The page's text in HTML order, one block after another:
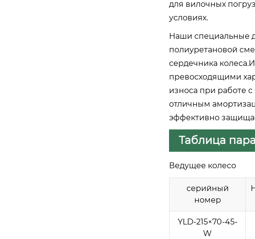
для вилочных
условиях.
Наши специальные
полиуретановой
сердечника
превосходящими
износа при работе
отличным
эффективно
Таблица
Ведущее колесо
серийный
номер
YLD-215×70-45-
W